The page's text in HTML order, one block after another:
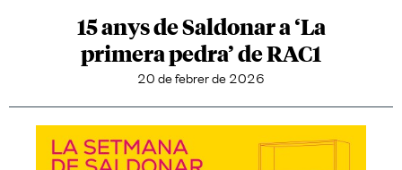
15 anys de Saldonar a ‘La
primera pedra’ de RAC1
20 de febrer de 2026